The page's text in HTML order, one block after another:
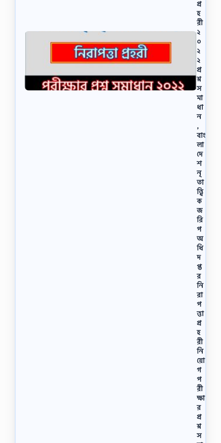
প্র
হ
রী
২
০
২
২
প্র
শ্ন
স
মা
ধা
ন
,
বাং
লা
দে
শ
নৃ
তা
ত্ত্বি
ক
জ
রি
প
অ
ধি
দ
প্ত
র
নি
রা
প
ত্তা
প্র
হ
রী
নি
য়ো
গ
প
রী
ক্ষা
র
প্র
শ্ন
স